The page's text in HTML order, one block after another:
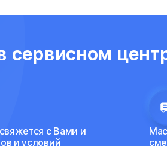
сервисном
с Вами и
и условий